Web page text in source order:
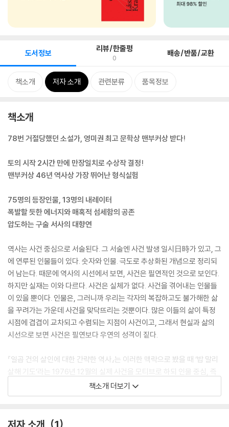
도서정보 리뷰/한줄평
0 배송/반품/교환
책소개 저자 소개 관련분류 품목정보
책소개
78번 거절당했던 소설가, 영미권 최고 문학상 맨부커상 받다!
토의 시작 2시간 만에 만장일치로 수상작 결정!
맨부커상 46년 역사상 가장 뛰어난 형식실험
75명의 등장인물, 13명의 내레이터
폭발할 듯한 에너지와 매혹적 섬세함의 공존
압도하는 구술 서사의 대향연
역사는 사건 중심으로 서술된다. 그 서술엔 사건 발생 일시日時가 있고, 그
에 연루된 인물들이 있다. 숫자와 인물. 극도로 추상화된 개념으로 정리되
어 남는다. 때문에 역사의 시선에서 보면, 사건은 필연적인 것으로 보인다.
하지만 실재는 이와 다르다. 사건은 실체가 없다. 사건을 겪어내는 인물들
이 있을 뿐이다. 인물은, 그러니까 우리는 각자의 복잡하고도 불가해한 삶
을 꾸려가는 가운데 사건을 맞닥뜨리는 것뿐이다. 많은 이들의 삶이 특정
시점에 겹겹이 교차되고 수렴되는 지점이 사건이고, 그래서 현실과 삶의
시선으로 보면 사건은 필연보다 우연의 성격이 짙다.
『일곱 건의 살인에 대한 간략한 역사』는 이러한 맥락으로 봤을 때 ‘밥 말리
살해 기도’라는 1976년 12월의 실제 사건을 모티브로 하되 인물 중심, 즉
삶의 시점에서 이야기를 풀었다. 총 13명의 화자가 일곱 건의 살인과 연루
된 자신의 삶을, 그 사건이 지나고 나서도 기어이 이어지고 있는 자신의 이
다. 독자들은 화자들의 이야기를 통해 우연과 우연이 만나 어떻게 필연과
책소개 더보기
저자 소개 1